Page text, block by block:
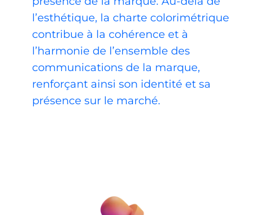
l’esthétique, la charte colorimétrique
contribue à la cohérence et à
l’harmonie de l’ensemble des
communications de la marque,
renforçant ainsi son identité et sa
présence sur le marché.